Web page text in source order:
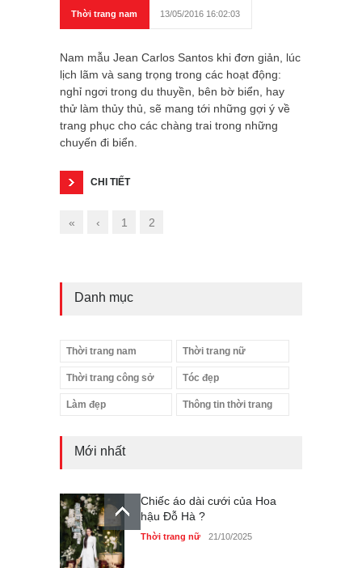
Thời trang nam 13/05/2016 16:02:03
Nam mẫu Jean Carlos Santos khi đơn giản, lúc
lịch lãm và sang trọng trong các hoạt động:
nghỉ ngơi trong du thuyền, bên bờ biển, hay
thử làm thủy thủ, sẽ mang tới những gợi ý về
trang phục cho các chàng trai trong những
chuyến đi biển.
CHI TIẾT
« ‹ 1 2
Danh mục
Thời trang nam Thời trang nữ
Thời trang công sở Tóc đẹp
Làm đẹp Thông tin thời trang
Mới nhất
Chiếc áo dài cưới của Hoa
hậu Đỗ Hà ?
Thời trang nữ 21/10/2025